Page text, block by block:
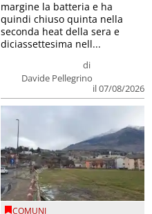
di
Davide Pellegrino
il 07/08/2026
margine la batteria e ha
quindi chiuso quinta nella
seconda heat della sera e
diciassettesima nell...
COMUNI